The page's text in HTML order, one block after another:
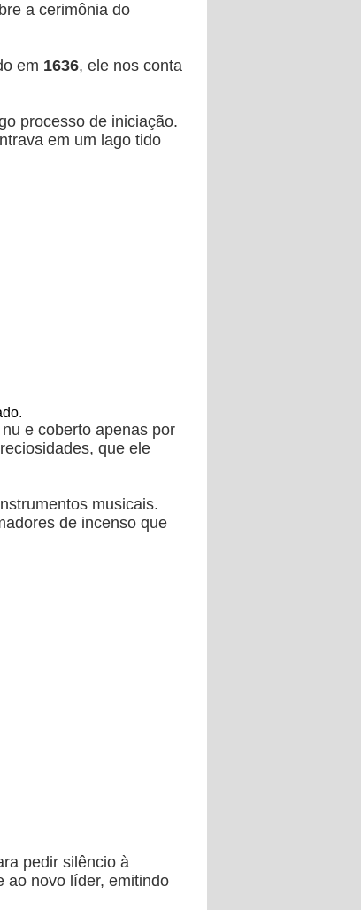
a cerimônia do
em 1636, ele nos conta
processo de iniciação.
em um lago tido
e coberto apenas por
que ele
musicais.
de incenso que
pedir silêncio à
ao novo líder, emitindo